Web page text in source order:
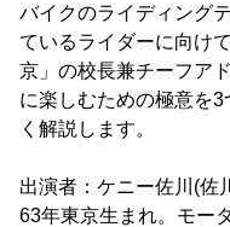
バイクのライディング
ているライダーに向け
京」の校長兼チーフア
に楽しむための極意を
く解説します。
出演者：ケニー佐川(佐
63年東京生まれ。モー